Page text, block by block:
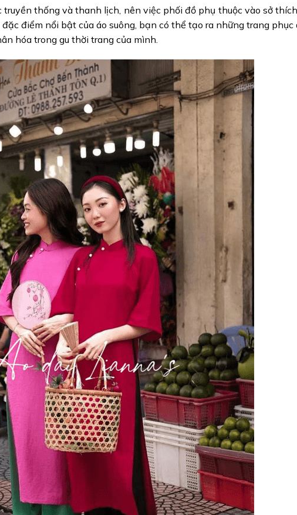
truyền thống và thanh lịch, nên việc phối đồ phụ thuộc vào sở
điểm nổi bật của áo suông, bạn có thể tạo ra những trang
hóa trong gu thời trang của mình.